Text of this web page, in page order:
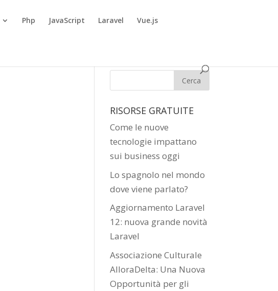
Php JavaScript Laravel Vue.js
RISORSE GRATUITE
Come le nuove
tecnologie impattano
sui business oggi
Lo spagnolo nel mondo
dove viene parlato?
Aggiornamento Laravel
12: nuova grande novità
Laravel
Associazione Culturale
AlloraDelta: Una Nuova
Opportunità per gli